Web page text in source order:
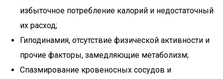
избыточное потребление калорий и недостаточный
их расход;
Гиподинамия, отсутствие физической активности и
прочие факторы, замедляющие метаболизм;
Спазмирование кровеносных сосудов и